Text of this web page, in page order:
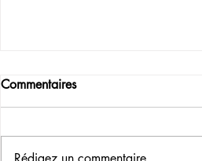
Commentaires